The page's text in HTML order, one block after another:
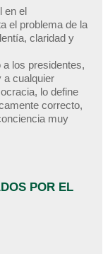
en el
el problema de la
claridad y
a los presidentes,
a cualquier
lo define
correcto,
muy
POR EL